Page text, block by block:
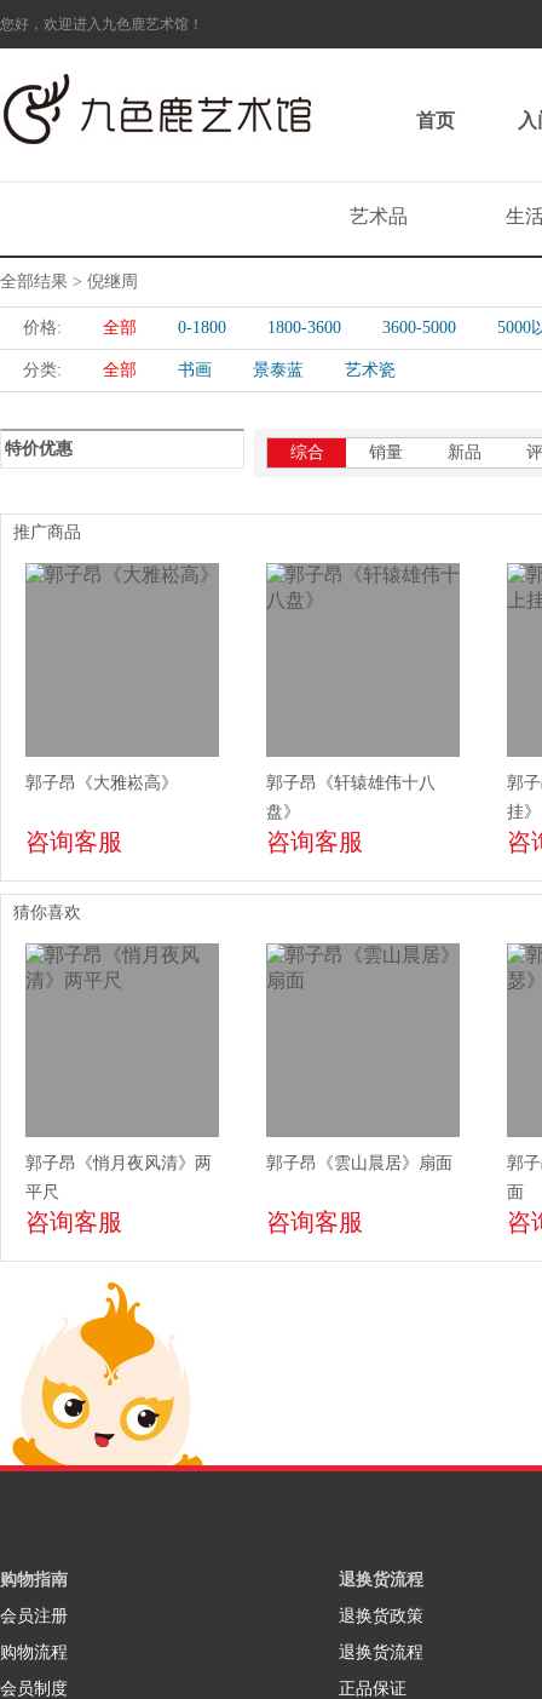
您好，欢迎进入九色鹿艺术馆！
首页
艺术品 生
全部结果 > 倪继周
价格: 全部 0-1800 1800-3600 3600-5000 5000
分类: 全部 书画 景泰蓝 艺术瓷
特价优惠 综合 销量 新品
推广商品
郭子昂《大雅崧高》
咨询客服
郭子昂《轩辕雄伟十八
盘》
咨询客服
郭
挂》
咨
猜你喜欢
郭子昂《悄月夜风清》两
平尺
咨询客服
郭子昂《雲山晨居》扇面
咨询客服
郭
面
咨
购物指南
会员注册
购物流程
会员制度
退换货流程
退换货政策
退换货流程
正品保证